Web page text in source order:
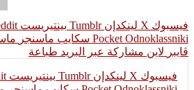
‫X لينكدإن بينتيريست
‫Pocket سكايب ماسنجر
لاين مشاركة عبر البريد طباعة
فيسبوك ‫X لينكدإن بينتيريست